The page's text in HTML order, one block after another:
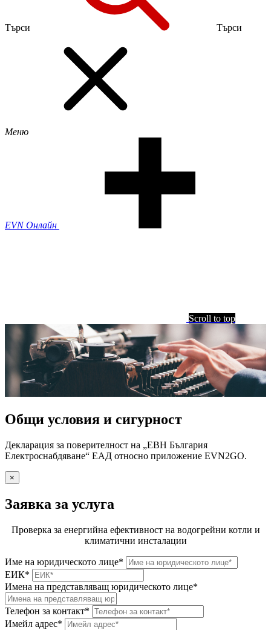
Търси Търси
Меню
EVN Онлайн
Scroll to top
Общи условия и сигурност
Декларация за поверителност на „ЕВН България
Електроснабдяване“ ЕАД относно приложение EVN2GO.
×
Заявка за услуга
Проверка за енергийна ефективност на водогрейни котли и
климатични инсталации
Име на юридическото лице*
ЕИК*
Имена на представляващ юридическото лице*
Телефон за контакт*
Имейл адрес*